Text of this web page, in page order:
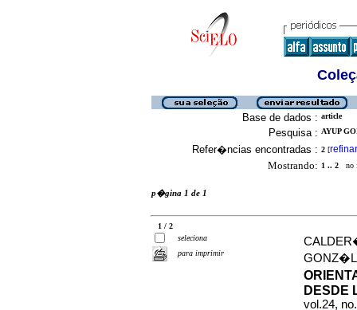
Base de dados : article
Pesquisa : AYUP
Refer�ncias encontradas : 2 [refinar
Mostrando: 1 .. 2 no
p�gina 1 de 1
1 / 2
seleciona
para imprimir
DESDE
vol.24,